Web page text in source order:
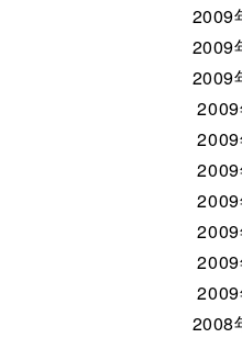
2009
2009
2009
2008